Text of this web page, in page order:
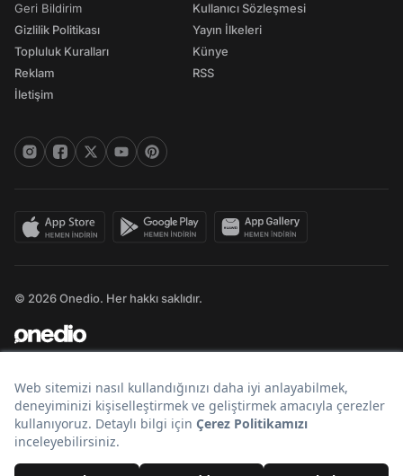
Geri Bildirim
Gizlilik Politikası
Topluluk Kuralları
Reklam
İletişim
Kullanıcı Sözleşmesi
Yayın İlkeleri
Künye
RSS
© 2026 Onedio. Her hakkı saklıdır.
Bir markasıdır.